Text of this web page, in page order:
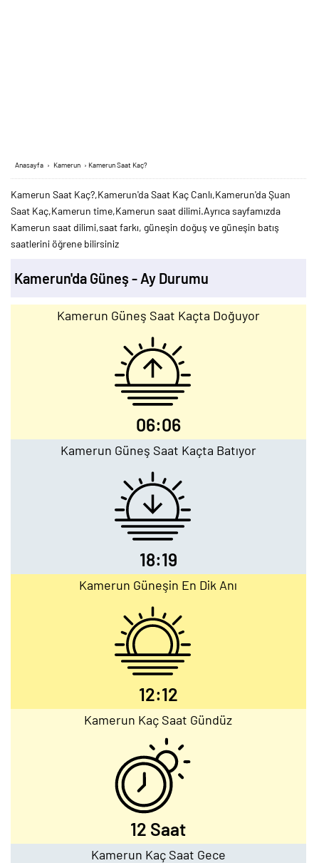
Anasayfa › Kamerun › Kamerun Saat Kaç?
Kamerun Saat Kaç?,Kamerun'da Saat Kaç Canlı,Kamerun'da Şuan
Saat Kaç,Kamerun time,Kamerun saat dilimi.Ayrıca sayfamızda
Kamerun saat dilimi,saat farkı, güneşin doğuş ve güneşin batış
saatlerini öğrene bilirsiniz
Kamerun'da Güneş - Ay Durumu
Kamerun Güneş Saat Kaçta Doğuyor
06:06
Kamerun Güneş Saat Kaçta Batıyor
18:19
Kamerun Güneşin En Dik Anı
12:12
Kamerun Kaç Saat Gündüz
12 Saat
Kamerun Kaç Saat Gece